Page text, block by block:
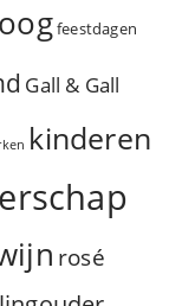
feestdagen
Gall & Gall
kinderen
rosé